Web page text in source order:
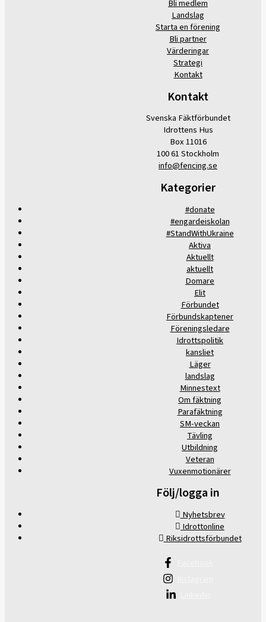
Bli medlem
Landslag
Starta en förening
Bli partner
Värderingar
Strategi
Kontakt
Kontakt
Svenska Fäktförbundet
Idrottens Hus
Box 11016
100 61 Stockholm
info@fencing.se
Kategorier
#donate
#engardeiskolan
#StandWithUkraine
Aktiva
Aktuellt
aktuellt
Domare
Elit
Förbundet
Förbundskaptener
Föreningsledare
Idrottspolitik
kansliet
Läger
landslag
Minnestext
Om fäktning
Parafäktning
SM-veckan
Tävling
Utbildning
Veteran
Vuxenmotionärer
Följ/logga in
Nyhetsbrev
Idrottonline
Riksidrottsförbundet